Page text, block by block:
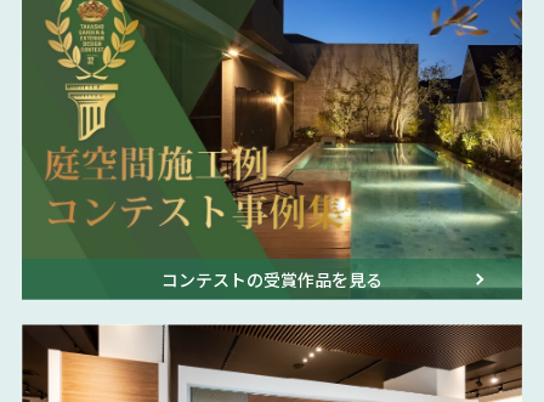
コンテストの受賞作品を見る